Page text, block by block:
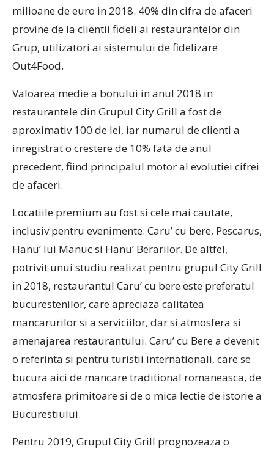
milioane de euro in 2018. 40% din cifra de afaceri
provine de la clientii fideli ai restaurantelor din
Grup, utilizatori ai sistemului de fidelizare
Out4Food.
Valoarea medie a bonului in anul 2018 in
restaurantele din Grupul City Grill a fost de
aproximativ 100 de lei, iar numarul de clienti a
inregistrat o crestere de 10% fata de anul
precedent, fiind principalul motor al evolutiei cifrei
de afaceri.
Locatiile premium au fost si cele mai cautate,
inclusiv pentru evenimente: Caru’ cu bere, Pescarus,
Hanu’ lui Manuc si Hanu’ Berarilor. De altfel,
potrivit unui studiu realizat pentru grupul City Grill
in 2018, restaurantul Caru’ cu bere este preferatul
bucurestenilor, care apreciaza calitatea
mancarurilor si a serviciilor, dar si atmosfera si
amenajarea restaurantului. Caru’ cu Bere a devenit
o referinta si pentru turistii internationali, care se
bucura aici de mancare traditional romaneasca, de
atmosfera primitoare si de o mica lectie de istorie a
Bucurestiului.
Pentru 2019, Grupul City Grill prognozeaza o